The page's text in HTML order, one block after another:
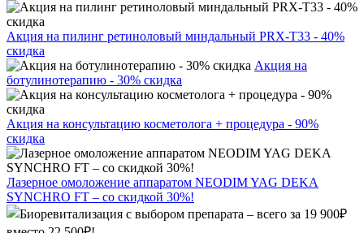
Акция на пилинг ретиноловый миндальный PRX-T33 - 40%
скидка
Акция на
ботулинотерапию - 30% скидка
Акция на консультацию косметолога + процедура - 90%
скидка
Лазерное омоложение аппаратом NEODIM YAG DEKA
SYNCHRO FT – со скидкой 30%!